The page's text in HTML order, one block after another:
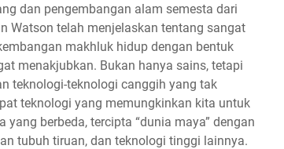
dan pengembangan alam semesta dari
Watson telah menjelaskan tentang sangat
makhluk hidup dengan bentuk
menakjubkan. Bukan hanya sains, tetapi
teknologi-teknologi canggih yang tak
teknologi yang memungkinkan kita untuk
berbeda, tercipta “dunia maya” dengan
tubuh tiruan, dan teknologi tinggi lainnya.